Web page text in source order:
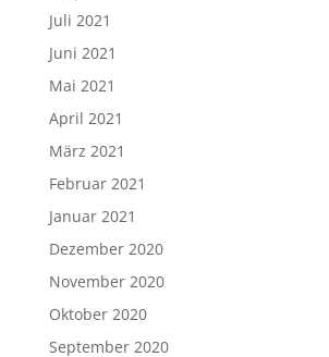
Juli 2021
Juni 2021
Mai 2021
April 2021
März 2021
Februar 2021
Januar 2021
Dezember 2020
November 2020
Oktober 2020
September 2020